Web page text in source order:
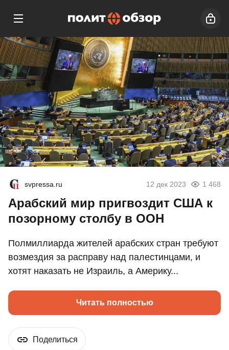
svpressa.ru 12 дек 2023 1 468
Арабский мир пригвоздит США к
позорному столбу в ООН
Полмиллиарда жителей арабских стран требуют
возмездия за расправу над палестинцами, и
хотят наказать не Израиль, а Америку...
Читать полностью
Поделиться